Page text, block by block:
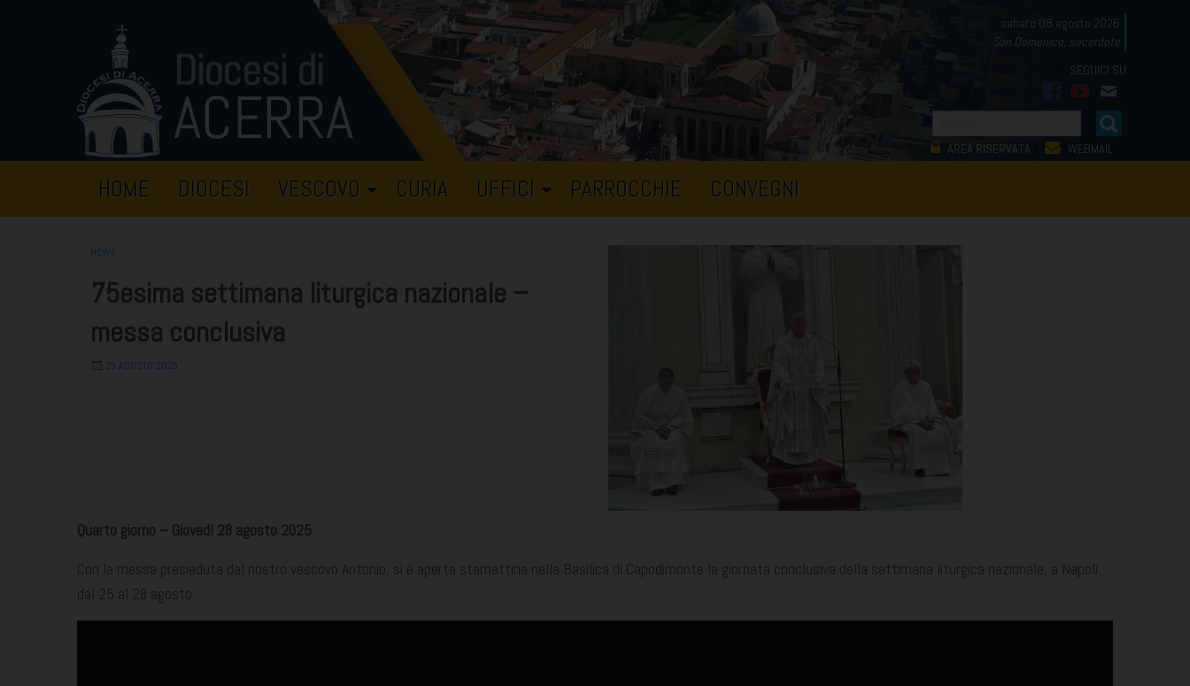
sabato 08 agosto 2026
San Domenico, sacerdote
facebook
youtube
mail
AREA RISERVATA WEBMAIL
HOME DIOCESI VESCOVO CURIA UFFICI PARROCCHIE CONVEGNI
NEWS
75esima settimana liturgica nazionale –
messa conclusiva
25 AGOSTO 2025
Quarto giorno – Giovedì 28 agosto 2025
Con la messa presieduta dal nostro vescovo Antonio, si è aperta stamattina nella Basilica di Capodimonte la giornata conclusiva della settimana liturgica nazionale, a Napoli
dal 25 al 28 agosto.